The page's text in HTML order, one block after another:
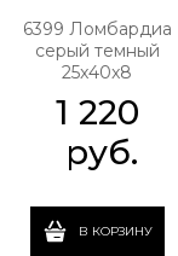
6399 Ломбардиа
серый темный
25x40x8
1 220
руб.
В КОРЗИНУ